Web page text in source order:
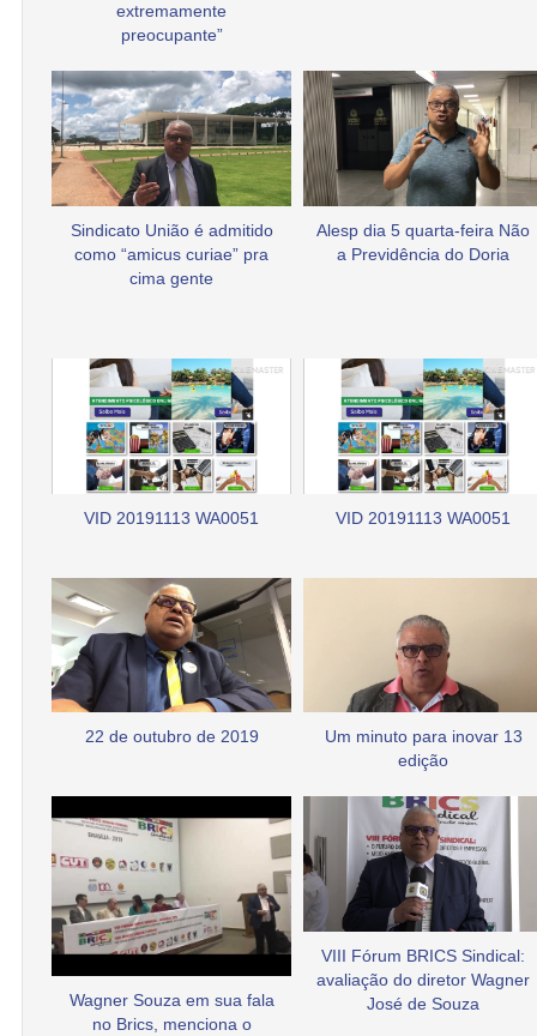
extremamente
preocupante”
Sindicato União é admitido
como “amicus curiae” pra
cima gente
Alesp dia 5 quarta-feira Não
a Previdência do Doria
VID 20191113 WA0051 VID 20191113 WA0051
22 de outubro de 2019
Um minuto para inovar 13
edição
Wagner Souza em sua fala
no Brics, menciona o
VIII Fórum BRICS Sindical:
avaliação do diretor Wagner
José de Souza